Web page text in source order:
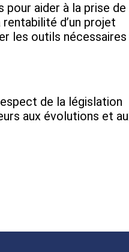
aider à la prise de
d’un projet
les outils nécessaires
de la législation
aux évolutions et